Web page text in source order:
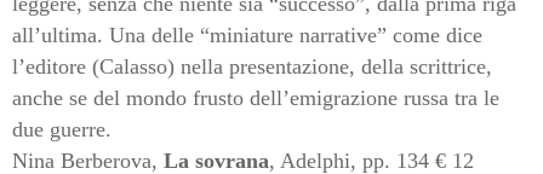
all’ultima. Una delle “miniature narrative” come dice
l’editore (Calasso) nella presentazione, della scrittrice,
anche se del mondo frusto dell’emigrazione russa tra le
due guerre.
Nina Berberova, La sovrana, Adelphi, pp. 134 € 12